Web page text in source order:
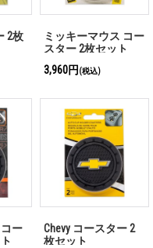
2枚
ミッキーマウス コー
スター 2枚セット
3,960円 (税込)
コー
Chevy コースター 2
枚セット